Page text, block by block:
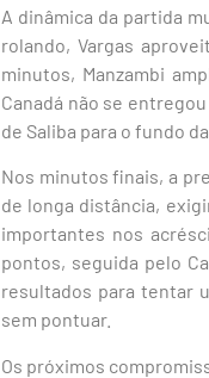
A dinâmica da partida
rolando, Vargas
minutos, Manzambi
Canadá não se
de Saliba para o fundo
Nos minutos finais, a
de longa distância,
importantes nos
pontos, seguida pelo
resultados para tentar
sem pontuar.
Os próximos